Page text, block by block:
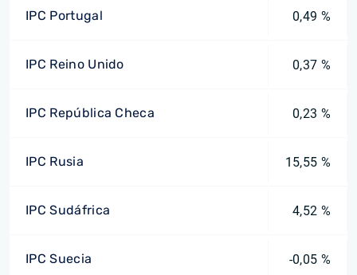
IPC Portugal 0,49 %
IPC Reino Unido 0,37 %
IPC República Checa 0,23 %
IPC Rusia 15,55 %
IPC Sudáfrica 4,52 %
IPC Suecia -0,05 %